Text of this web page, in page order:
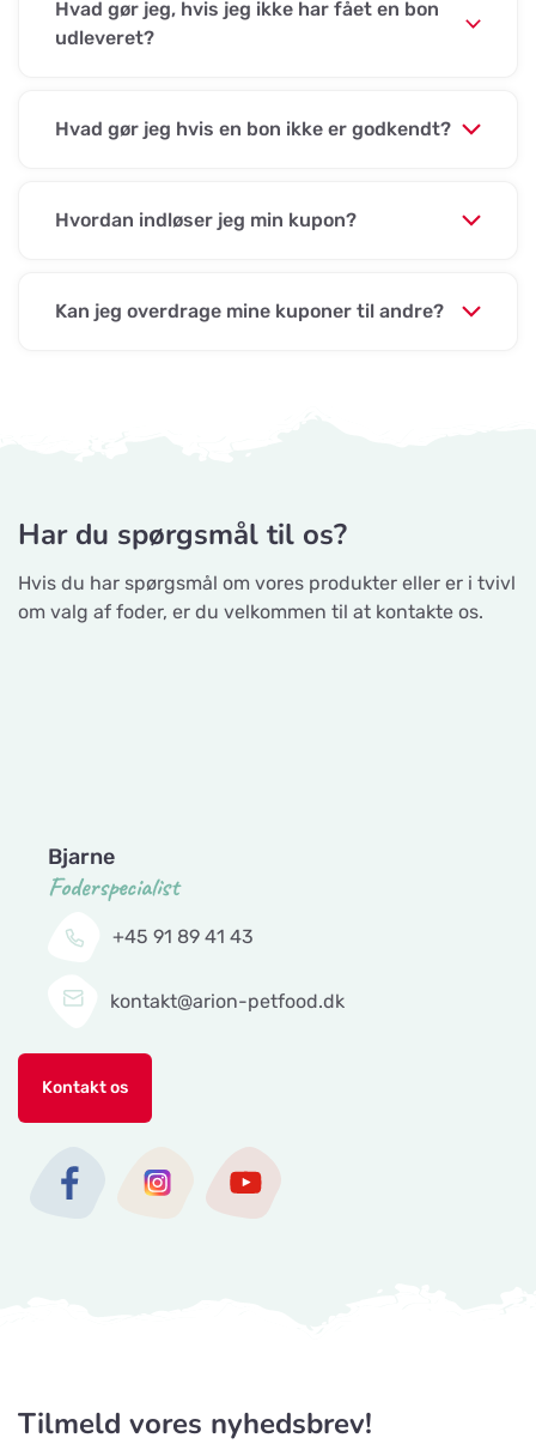
Hvad gør jeg, hvis jeg ikke har fået en bon
udleveret?
Hvad gør jeg hvis en bon ikke er godkendt?
Hvordan indløser jeg min kupon?
Kan jeg overdrage mine kuponer til andre?
Har du spørgsmål til os?
Hvis du har spørgsmål om vores produkter eller er i tvivl
om valg af foder, er du velkommen til at kontakte os.
Bjarne
Foderspecialist
+45 91 89 41 43
kontakt@arion-petfood.dk
Kontakt os
Tilmeld vores nyhedsbrev!